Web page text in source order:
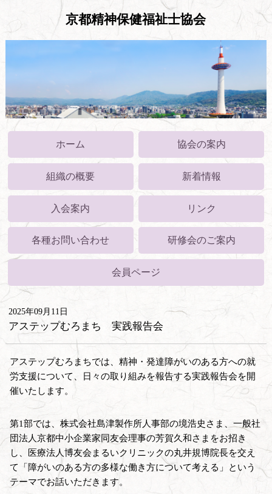
京都精神保健福祉士協会
ホーム 協会の案内
組織の概要 新着情報
入会案内 リンク
各種お問い合わせ 研修会のご案内
会員ページ
2025年09月11日
アステップむろまち 実践報告会
アステップむろまちでは、精神・発達障がいのある方への就
労支援について、日々の取り組みを報告する実践報告会を開
催いたします。
第1部では、株式会社島津製作所人事部の境浩史さま、一般社
団法人京都中小企業家同友会理事の芳賀久和さまをお招き
し、医療法人博友会まるいクリニックの丸井規博院長を交え
て「障がいのある方の多様な働き方について考える」という
テーマでお話いただきます。